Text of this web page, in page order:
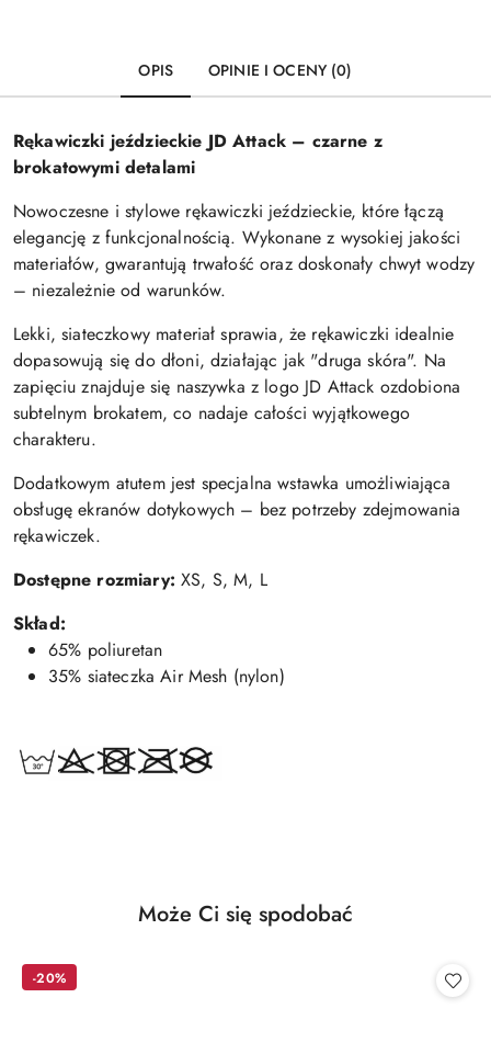
OPIS OPINIE I OCENY (0)
Rękawiczki jeździeckie JD Attack – czarne z
brokatowymi detalami
Nowoczesne i stylowe rękawiczki jeździeckie, które łączą
elegancję z funkcjonalnością. Wykonane z wysokiej jakości
materiałów, gwarantują trwałość oraz doskonały chwyt wodzy
– niezależnie od warunków.
Lekki, siateczkowy materiał sprawia, że rękawiczki idealnie
dopasowują się do dłoni, działając jak "druga skóra". Na
zapięciu znajduje się naszywka z logo JD Attack ozdobiona
subtelnym brokatem, co nadaje całości wyjątkowego
charakteru.
Dodatkowym atutem jest specjalna wstawka umożliwiająca
obsługę ekranów dotykowych – bez potrzeby zdejmowania
rękawiczek.
Dostępne rozmiary: XS, S, M, L
Skład:
65% poliuretan
35% siateczka Air Mesh (nylon)
Pomiń karuzelę produktów
Produkty
Może Ci się spodobać
-20%